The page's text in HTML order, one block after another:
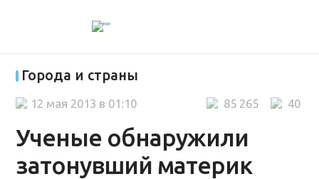
Города и страны
Ученые обнаружили
затонувший материк
40
85 265
12 мая 2013 в 01:10